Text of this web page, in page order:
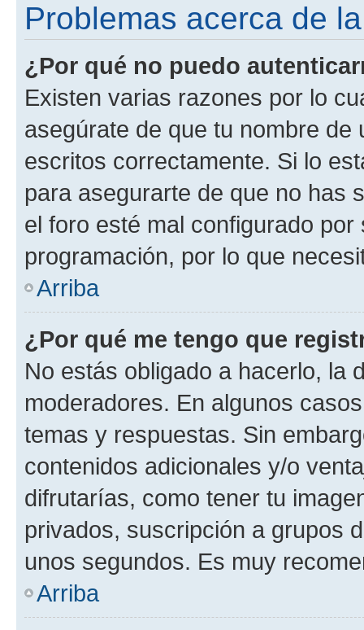
Problemas acerca de
¿Por qué no puedo
Existen varias razones por lo
asegúrate de que tu nombre
escritos correctamente. Si lo
para asegurarte de que no has
el foro esté mal configurado
programación, por lo que
Arriba
¿Por qué me tengo que
No estás obligado a hacerlo, la
moderadores. En algunos
temas y respuestas. Sin
contenidos adicionales y/o
difrutarías, como tener tu
privados, suscripción a grupos
unos segundos. Es muy
Arriba